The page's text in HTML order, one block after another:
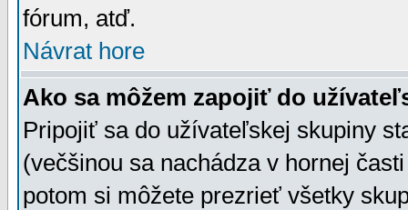
fórum, atď.
Návrat hore
Ako sa môžem zapojiť do
Pripojiť sa do užívateľskej skupiny
(večšinou sa nachádza v hornej
potom si môžete prezrieť všetky